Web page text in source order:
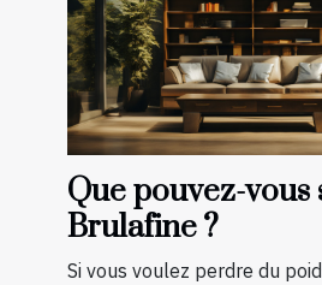
Que pouvez-vous
Brulafine ?
Si vous voulez perdre du